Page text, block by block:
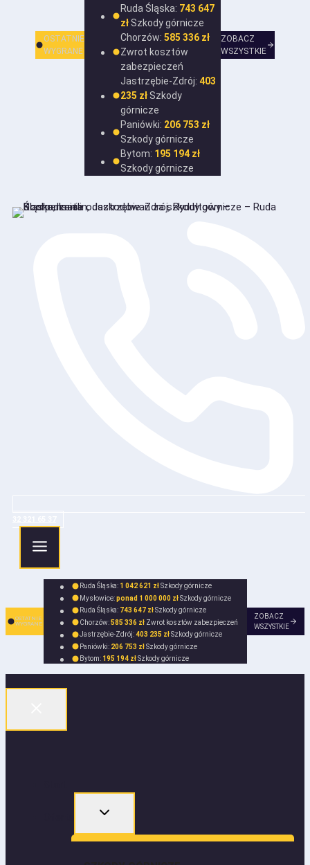
OSTATNIE
WYGRANE
Ruda Śląska: 743 647
zł Szkody górnicze
Chorzów:585 336 zł
Zwrot kosztów
zabezpieczeń
Jastrzębie-Zdrój:403
235 zł Szkody
górnicze
Paniówki: 206 753 zł
Szkody górnicze
Bytom: 195 194 zł
Szkody górnicze
ZOBACZ
WSZYSTKIE
OSTATNIE
WYGRANE
Ruda Śląska: 1 042 621 złSzkody górnicze
Mysłowice:ponad 1 000 000 złSzkody górnicze
Ruda Śląska: 743 647 złSzkody górnicze
Chorzów:585 336 zł Zwrot kosztów zabezpieczeń
Jastrzębie-Zdrój:403 235 złSzkody górnicze
Paniówki: 206 753 złSzkody górnicze
Bytom: 195 194 złSzkody górnicze
ZOBACZ
WSZYSTKIE